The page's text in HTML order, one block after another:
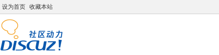
设为首页 收藏本站